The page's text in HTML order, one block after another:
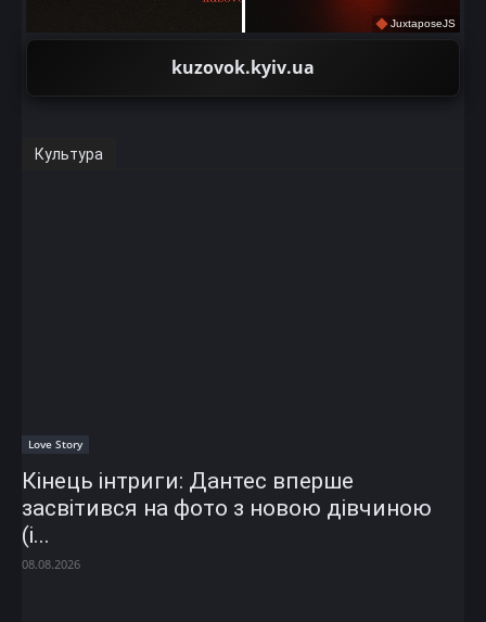
JuxtaposeJS
kuzovok.kyiv.ua
Культура
Love Story
Кінець інтриги: Дантес вперше
засвітився на фото з новою дівчиною
(і...
08.08.2026